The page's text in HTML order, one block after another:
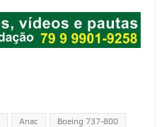
Anac Boeing 737-800